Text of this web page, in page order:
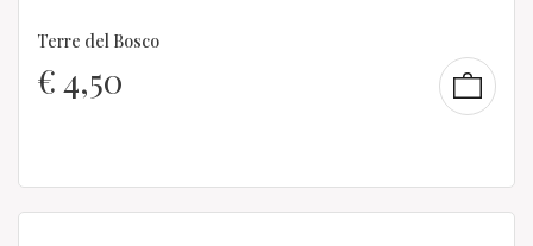
Terre del Bosco
€4,50